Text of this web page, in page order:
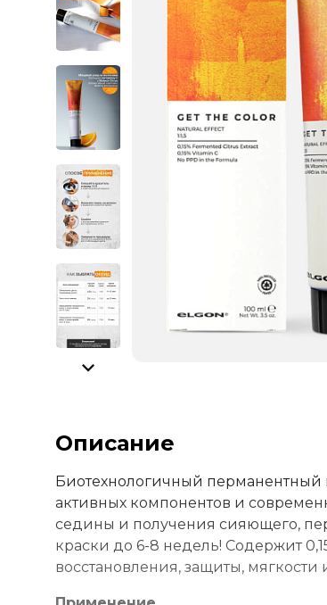
Описание
Биотехнологичный перманентный
активных компонентов и
седины и получения сияющего,
краски до 6-8 недель! Содержит
восстановления, защиты,